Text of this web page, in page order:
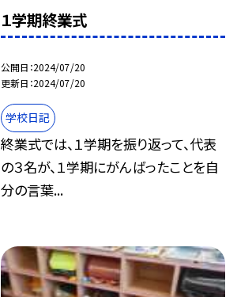
１学期終業式
公開日 2024/07/20
更新日 2024/07/20
学校日記
終業式では、１学期を振り返って、代表
の３名が、１学期にがんばったことを自
分の言葉...